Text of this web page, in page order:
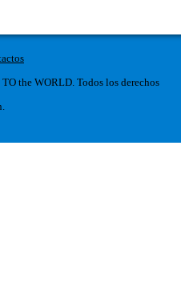
the WORLD. Todos los derechos